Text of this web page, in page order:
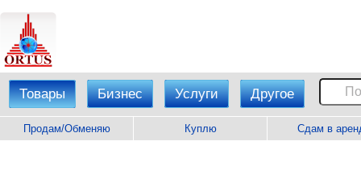
Товары Бизнес Услуги Другое
Продам/Обменяю Куплю Сдам в